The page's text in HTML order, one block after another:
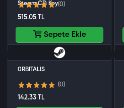
Steam CD Key(0)
515.05 TL
Sepete Ekle
0RBITALIS
(0)
142.33 TL